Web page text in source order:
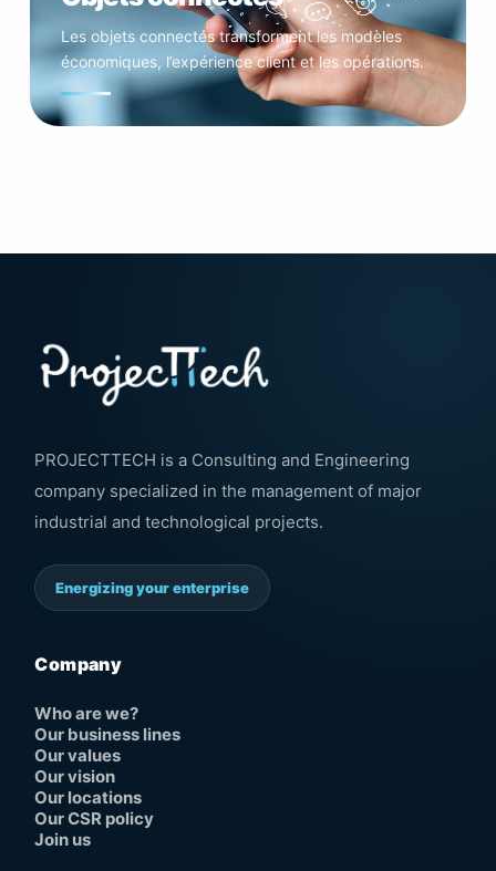
Les objets connectés transforment les modèles
économiques, l’expérience client et les opérations.
PROJECTTECH is a Consulting and Engineering
company specialized in the management of major
industrial and technological projects.
Energizing your enterprise
Company
Who are we?
Our business lines
Our values
Our vision
Our locations
Our CSR policy
Join us